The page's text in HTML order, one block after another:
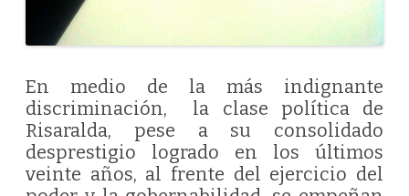
En medio de la más indignante
discriminación, la clase política de
Risaralda, pese a su consolidado
desprestigio logrado en los últimos
veinte años, al frente del ejercicio del